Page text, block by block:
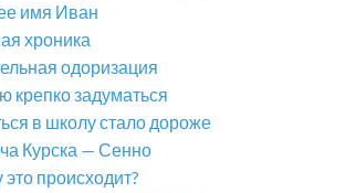
имя Иван
хроника
одоризация
крепко задуматься
в школу стало дороже
Курска — Сенно
происходит?